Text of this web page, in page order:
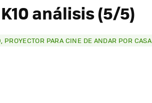
análisis (5/5)
PROYECTOR PARA CINE DE ANDAR POR CASA